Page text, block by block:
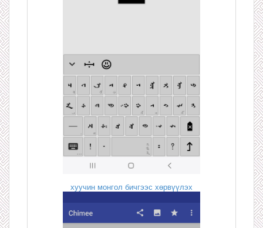
хуучин монгол бичгээс хөрвүүлэх